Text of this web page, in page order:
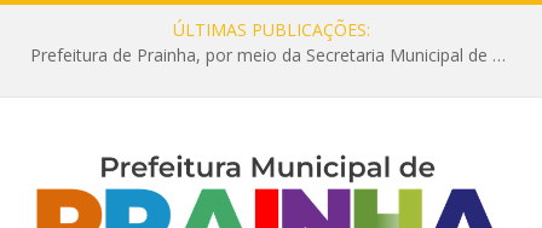
ÚLTIMAS PUBLICAÇÕES:
Prefeitura de Prainha, por meio da Secretaria Municipal de Educação, abre 354 vagas na área da Educação para 2025 com processo seletivo simplificado